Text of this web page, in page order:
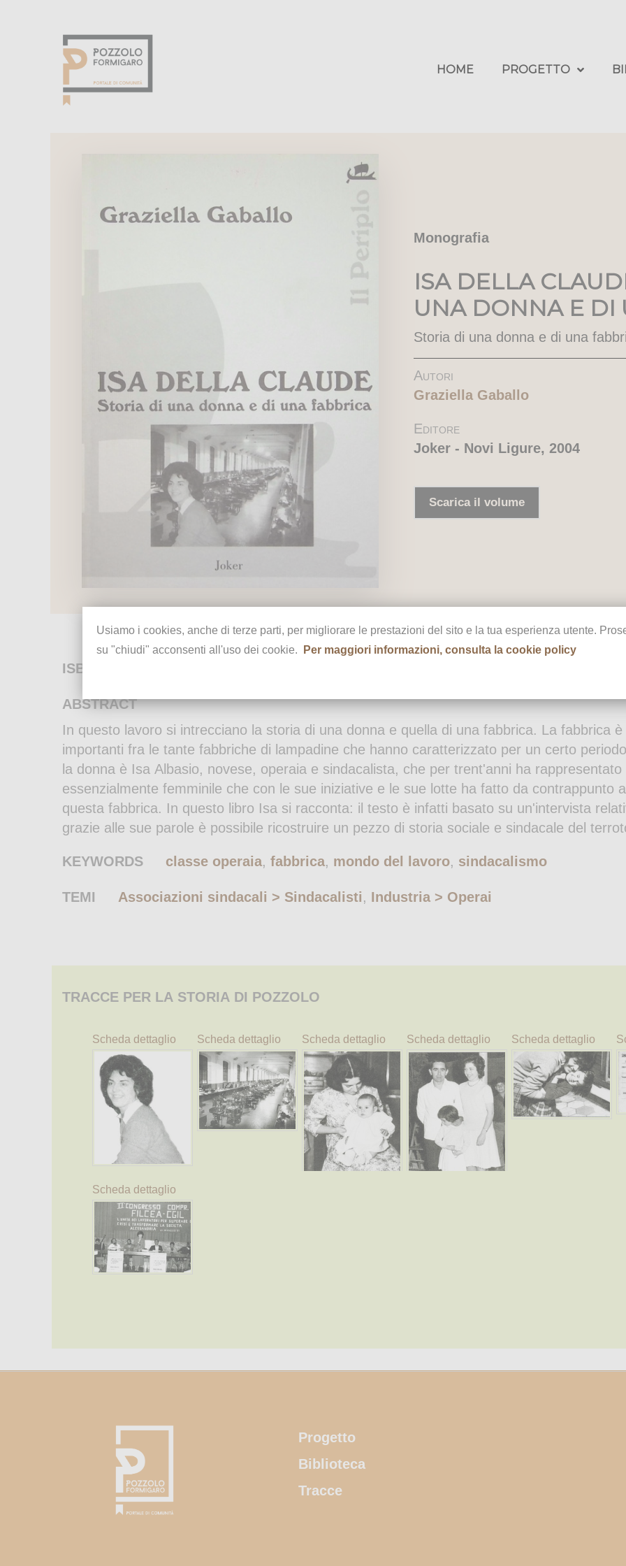
HOME PROGETTO
Monografia
ISA DELLA
UNA DONNA E DI
Storia di una donna e di una
Autori
Graziella Gaballo
Editore
Joker - Novi Ligure, 2004
Scarica il volume
ISBN
ABSTRACT
In questo lavoro si intrecciano la storia di una donna e quella di una fabbrica. La fabbrica
importanti fra le tante fabbriche di lampadine che hanno caratterizzato per un certo
la donna è Isa Albasio, novese, operaia e sindacalista, che per trent'anni ha
essenzialmente femminile che con le sue iniziative e le sue lotte ha fatto da contrappunto
questa fabbrica. In questo libro Isa si racconta: il testo è infatti basato su un'intervista
grazie alle sue parole è possibile ricostruire un pezzo di storia sociale e sindacale del
KEYWORDS classe operaia, fabbrica, mondo del lavoro, sindacalismo
TEMI Associazioni sindacali > Sindacalisti, Industria > Operai
TRACCE PER LA STORIA DI POZZOLO
Scheda dettaglio Scheda dettaglio Scheda dettaglio Scheda dettaglio Scheda dettaglio
Scheda dettaglio
Progetto
Biblioteca
Tracce
Usiamo i cookies, anche di terze parti, per migliorare le prestazioni del sito e la tua esperienza utente.
su "chiudi" acconsenti all'uso dei cookie.
Per maggiori informazioni, consulta la cookie policy